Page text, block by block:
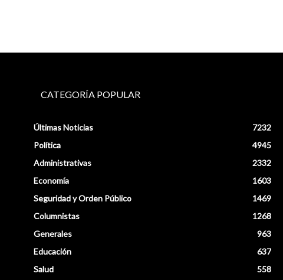
CATEGORÍA POPULAR
Últimas Noticias
7232
Política
4945
Administrativas
2332
Economía
1603
Seguridad y Orden Público
1469
Columnistas
1268
Generales
963
Educación
637
Salud
558